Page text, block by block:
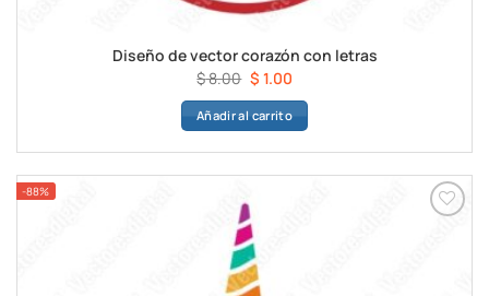
Diseño de vector corazón con letras
$8.00 El
precio
original
$ 8.00.
$ 1.00El
precio
actual
$ 1.00.
Añadir al carrito
-88%